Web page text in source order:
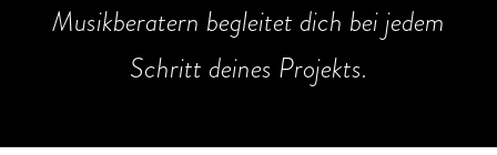
Musikberatern begleitet dich bei jedem
Schritt deines Projekts.